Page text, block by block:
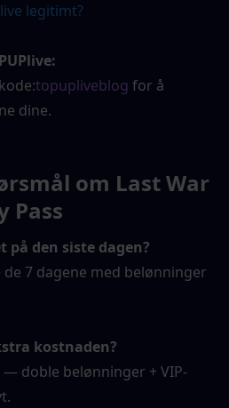
legitimt?
topupliveblog for å
dine.
om Last War
Pass
på den siste dagen?
7 dagene med belønninger
kostnaden?
— doble belønninger + VIP-